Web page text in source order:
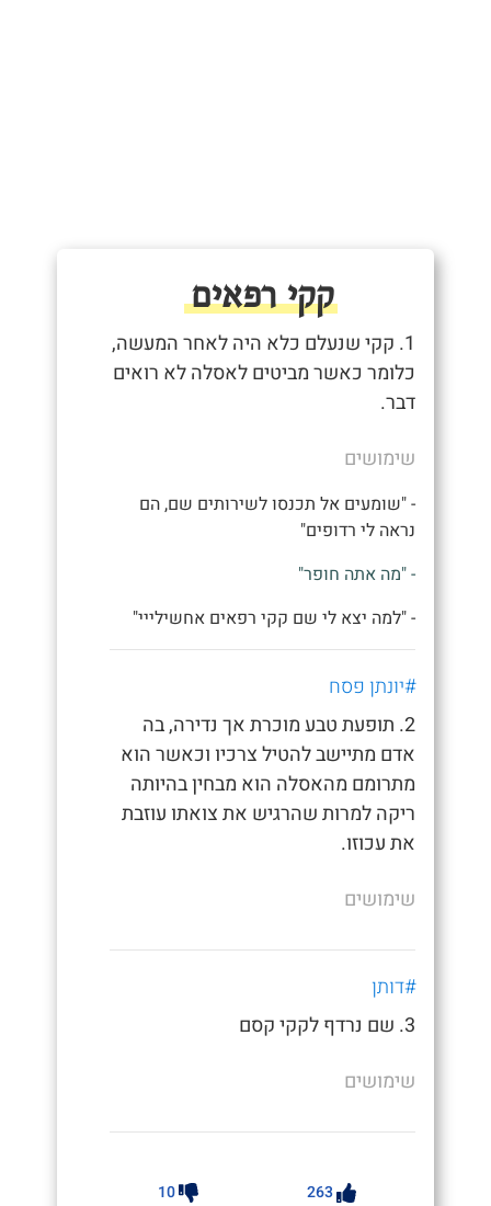
קקי רפאים
1. קקי שנעלם כלא היה לאחר המעשה,
כלומר כאשר מביטים לאסלה לא רואים
דבר.
שימושים
- "שומעים אל תכנסו לשירותים שם, הם
נראה לי רדופים"
- "מה אתה חופר"
- "למה יצא לי שם קקי רפאים אחשילייי"
#יונתן פסח
2. תופעת טבע מוכרת אך נדירה, בה
אדם מתיישב להטיל צרכיו וכאשר הוא
מתרומם מהאסלה הוא מבחין בהיותה
ריקה למרות שהרגיש את צואתו עוזבת
את עכוזו.
שימושים
#דותן
3. שם נרדף לקקי קסם
שימושים
263
10